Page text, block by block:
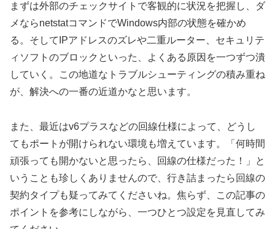
まずは外部のチェックサイトで客観的に状況を把握し、ダ
メならnetstatコマンドでWindows内部の状態を確かめ
る。そしてIPアドレスのズレや二重ルーター、セキュリテ
ィソフトのブロックといった、よくある原因を一つずつ潰
していく。この地道なトラブルシューティングの積み重ね
が、解決への一番の近道かなと思います。
また、最近はv6プラスなどの回線仕様によって、どうし
てもポートが開けられない環境も増えています。「何時間
頑張っても開かないと思ったら、回線の仕様だった！」と
いうことも珍しくありませんので、行き詰まったら回線の
契約タイプも疑ってみてくださいね。焦らず、この記事の
ポイントを参考にしながら、一つひとつ設定を見直してみ